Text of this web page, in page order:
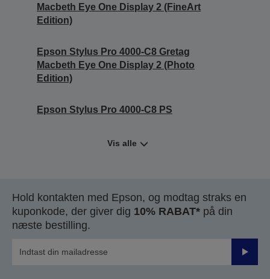
Macbeth Eye One Display 2 (FineArt
Edition)
Epson Stylus Pro 4000-C8 Gretag
Macbeth Eye One Display 2 (Photo
Edition)
Epson Stylus Pro 4000-C8 PS
Vis alle
Hold kontakten med Epson, og modtag straks en
kuponkode, der giver dig 10% RABAT* på din
næste bestilling.
Send